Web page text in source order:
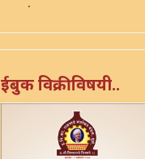
४६४ / ११
गुरुगीता - १०६
गुरुगीता - ४६४ / १७
गौडपाद उत्तरगीता व्याख्या -
ईबुक विक्रीविषयी..